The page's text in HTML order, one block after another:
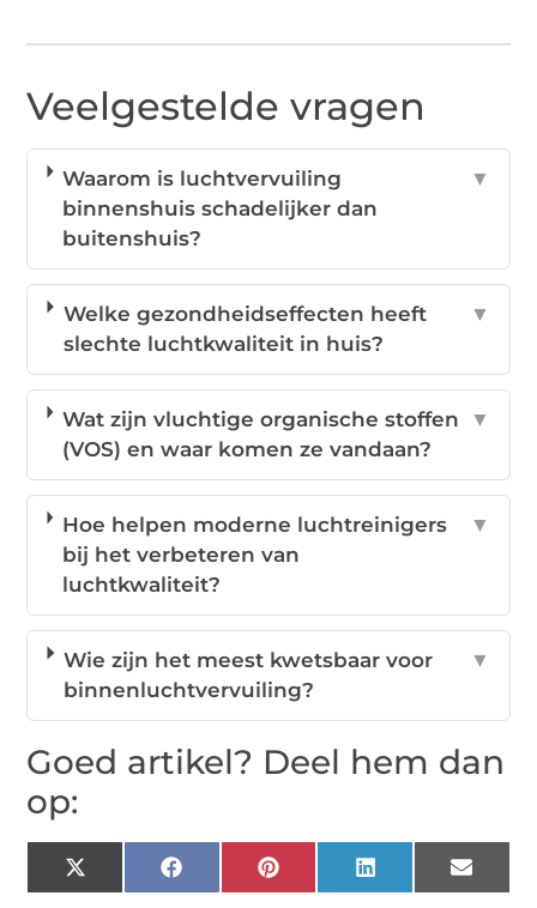
Veelgestelde vragen
Waarom is luchtvervuiling
binnenshuis schadelijker dan
buitenshuis?
▼
Welke gezondheidseffecten heeft
slechte luchtkwaliteit in huis?
▼
Wat zijn vluchtige organische stoffen
(VOS) en waar komen ze vandaan?
▼
Hoe helpen moderne luchtreinigers
bij het verbeteren van
luchtkwaliteit?
▼
Wie zijn het meest kwetsbaar voor
binnenluchtvervuiling?
▼
Goed artikel? Deel hem dan
op:
X
(Twitter)
FacebookPinterestLinkedIn Email